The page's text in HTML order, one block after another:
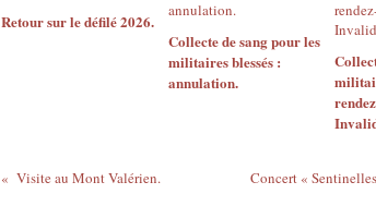
Retour sur le défilé 2026.
Collecte de sang pour les
militaires blessés :
annulation.
Visite au Mont Valérien. Concert «